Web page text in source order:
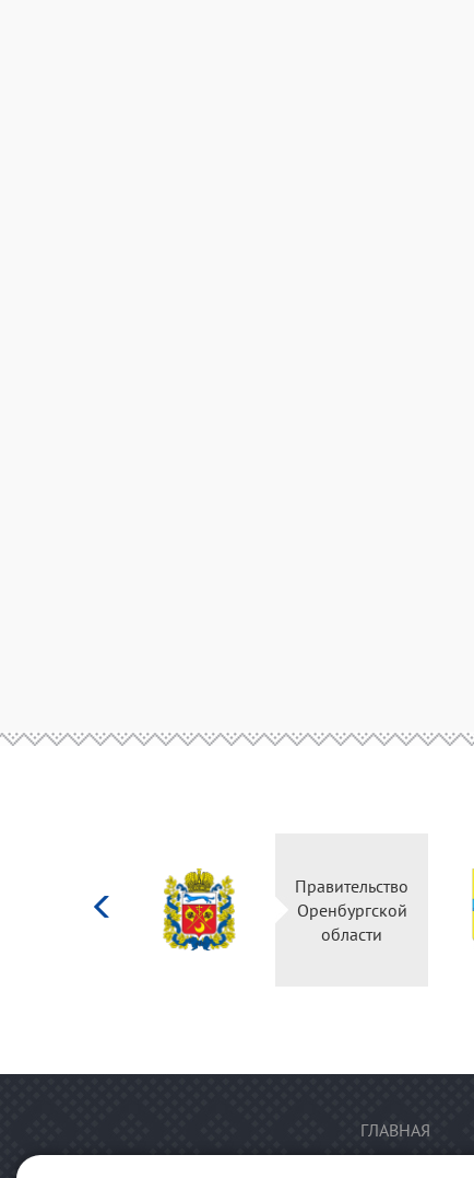
Правительство
Оренбургской
области
ГЛАВНАЯ